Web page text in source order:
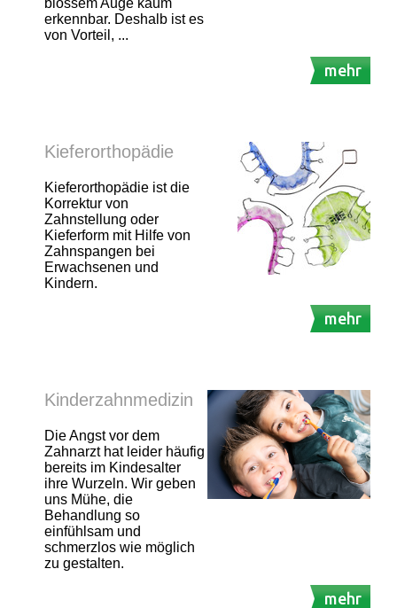
erkennbar. Deshalb ist es
von Vorteil, ...
mehr
Kieferorthopädie
Kieferorthopädie ist die
Korrektur von
Zahnstellung oder
Kieferform mit Hilfe von
Zahnspangen bei
Erwachsenen und
Kindern.
mehr
Kinderzahnmedizin
Die Angst vor dem
Zahnarzt hat leider häufig
bereits im Kindesalter
ihre Wurzeln. Wir geben
uns Mühe, die
Behandlung so
einfühlsam und
schmerzlos wie möglich
zu gestalten.
mehr